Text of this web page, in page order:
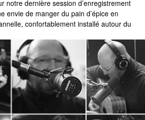
notre dernière session d’enregistrement
envie de manger du pain d’épice en
confortablement installé autour du